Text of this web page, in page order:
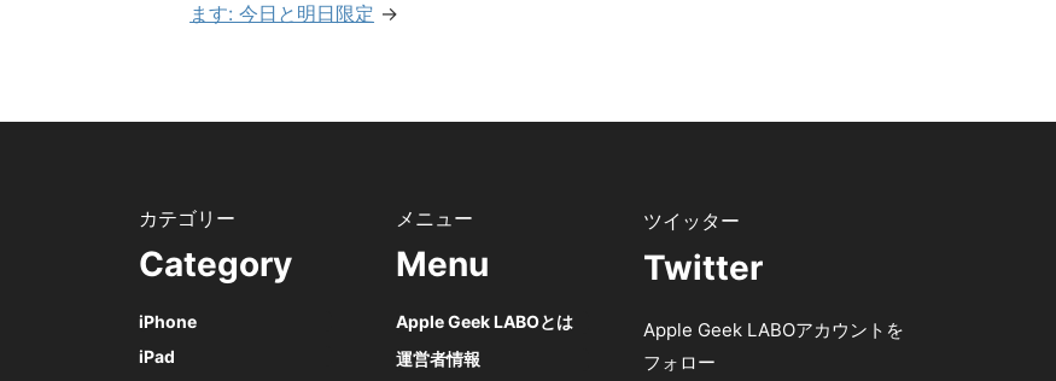
ます: 今日と明日限定 →
Category
iPhone
iPad
Menu
Apple Geek LABOとは
運営者情報
Twitter
Apple Geek LABOアカウントを
フォロー